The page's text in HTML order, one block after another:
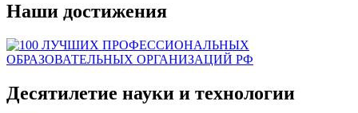
Наши достижения
Десятилетие науки и технологии